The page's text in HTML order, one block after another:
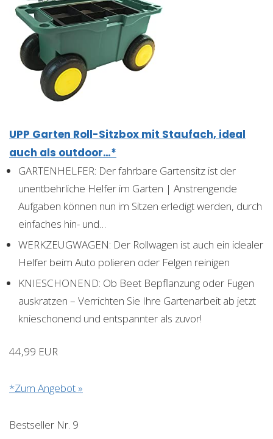
UPP Garten Roll-Sitzbox mit Staufach, ideal
auch als outdoor…*
GARTENHELFER: Der fahrbare Gartensitz ist der
unentbehrliche Helfer im Garten | Anstrengende
Aufgaben können nun im Sitzen erledigt werden, durch
einfaches hin- und…
WERKZEUGWAGEN: Der Rollwagen ist auch ein idealer
Helfer beim Auto polieren oder Felgen reinigen
KNIESCHONEND: Ob Beet Bepflanzung oder Fugen
auskratzen – Verrichten Sie Ihre Gartenarbeit ab jetzt
knieschonend und entspannter als zuvor!
44,99 EUR
*Zum Angebot »
Bestseller Nr. 9